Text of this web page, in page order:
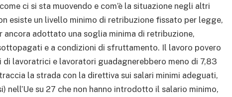
ci si sta muovendo e com’è la situazione negli altri
esiste un livello minimo di retribuzione fissato per legge,
ancora adottato una soglia minima di retribuzione,
e a condizioni di sfruttamento. Il lavoro povero
lavoratrici e lavoratori guadagnerebbero meno di 7,83
la strada con la direttiva sui salari minimi adeguati,
nell’Ue su 27 che non hanno introdotto il salario minimo,